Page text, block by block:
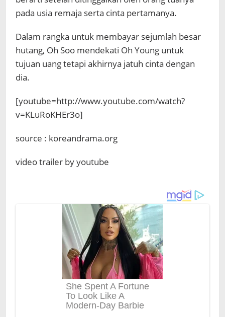
pada usia remaja serta cinta pertamanya.
Dalam rangka untuk membayar sejumlah besar
hutang, Oh Soo mendekati Oh Young untuk
tujuan uang tetapi akhirnya jatuh cinta dengan
dia.
[youtube=http://www.youtube.com/watch?
v=KLuRoKHEr3o]
source : koreandrama.org
video trailer by youtube